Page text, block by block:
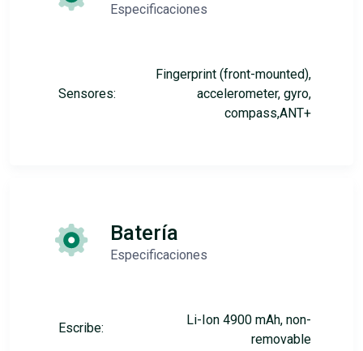
Especificaciones
Sensores:
Fingerprint (front-mounted),
accelerometer, gyro,
compass,ANT+
Batería
Especificaciones
Escribe:
Li-Ion 4900 mAh, non-
removable